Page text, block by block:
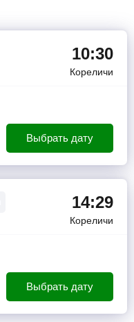
10:30
Кореличи
Выбрать дату
14:29
Кореличи
Выбрать дату